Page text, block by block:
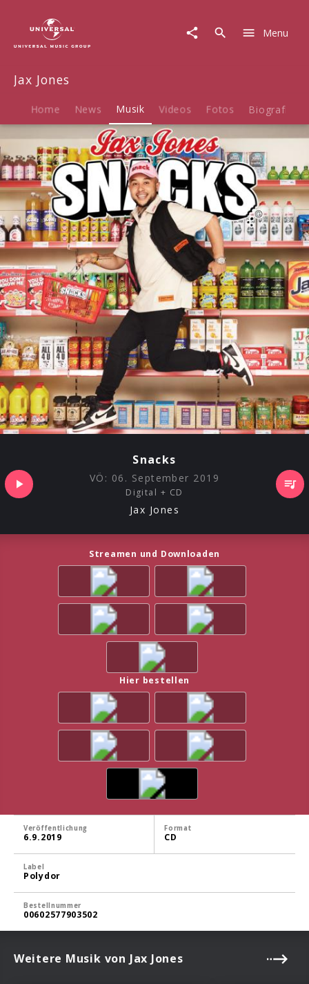
Musik
Snacks
Menu
Jax Jones
Home News Musik Videos Fotos Biografie
Snacks
VÖ: 06. September 2019
Digital + CD
Jax Jones
Streamen und Downloaden
Hier bestellen
Veröffentlichung
6.9.2019
Format
CD
Label
Polydor
Bestellnummer
00602577903502
Weitere Musik von Jax Jones